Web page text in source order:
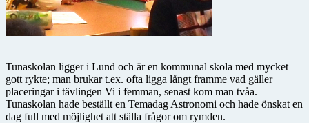
Tunaskolan ligger i Lund och är en kommunal skola med mycket
gott rykte; man brukar t.ex. ofta ligga långt framme vad gäller
placeringar i tävlingen Vi i femman, senast kom man tvåa.
Tunaskolan hade beställt en Temadag Astronomi och hade önskat en
dag full med möjlighet att ställa frågor om rymden.